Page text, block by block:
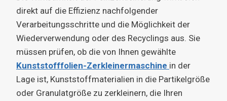
direkt auf die Effizienz nachfolgender
Verarbeitungsschritte und die Möglichkeit der
Wiederverwendung oder des Recyclings aus. Sie
müssen prüfen, ob die von Ihnen gewählte
Kunststofffolien-Zerkleinermaschine in der
Lage ist, Kunststoffmaterialien in die Partikelgröße
oder Granulatgröße zu zerkleinern, die Ihren